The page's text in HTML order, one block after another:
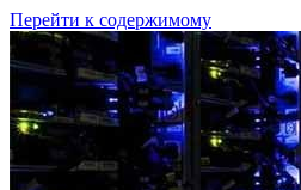
Перейти к содержимому